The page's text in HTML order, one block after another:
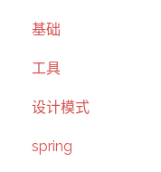
基础
工具
设计模式
spring